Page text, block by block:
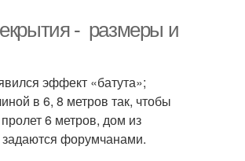
- размеры и
эффект «батута»;
в 6, 8 метров так, чтобы
6 метров, дом из
задаются форумчанами.